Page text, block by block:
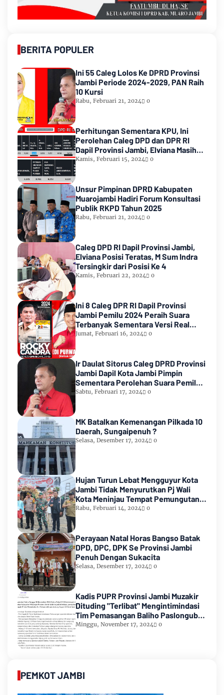
BERITA POPULER
Ini 55 Caleg Lolos Ke DPRD Provinsi
Jambi Periode 2024-2029, PAN Raih
10 Kursi
Rabu, Februari 21, 2024 0
Perhitungan Sementara KPU, Ini
Perolehan Caleg DPD dan DPR RI
Dapil Provinsi Jambi, Elviana Masih
Urutan Kedua Teratas
Kamis, Februari 15, 2024 0
Unsur Pimpinan DPRD Kabupaten
Muarojambi Hadiri Forum Konsultasi
Publik RKPD Tahun 2025
Rabu, Februari 21, 2024 0
Caleg DPD RI Dapil Provinsi Jambi,
Elviana Posisi Teratas, M Sum Indra
Tersingkir dari Posisi Ke 4
Kamis, Februari 22, 2024 0
Ini 8 Caleg DPR RI Dapil Provinsi
Jambi Pemilu 2024 Peraih Suara
Terbanyak Sementara Versi Real
Count KPU RI
Jumat, Februari 16, 2024 0
Ir Daulat Sitorus Caleg DPRD Provinsi
Jambi Dapil Kota Jambi Pimpin
Sementara Perolehan Suara Pemilu
2024
Sabtu, Februari 17, 2024 0
MK Batalkan Kemenangan Pilkada 10
Daerah, Sungaipenuh ?
Selasa, Desember 17, 2024 0
Hujan Turun Lebat Mengguyur Kota
Jambi Tidak Menyurutkan Pj Wali
Kota Meninjau Tempat Pemungutan
Suara Pemilu 2024
Rabu, Februari 14, 2024 0
Perayaan Natal Horas Bangso Batak
DPD, DPC, DPK Se Provinsi Jambi
Penuh Dengan Sukacita
Selasa, Desember 17, 2024 0
Kadis PUPR Provinsi Jambi Muzakir
Dituding "Terlibat" Mengintimindasi
Tim Pemasangan Baliho Paslongub
Romi-Sudirman
Minggu, November 17, 2024 0
PEMKOT JAMBI